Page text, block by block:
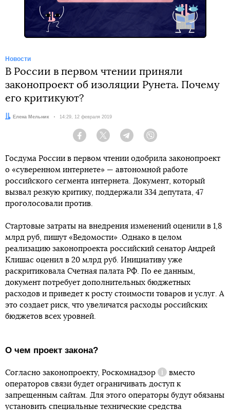
Новости
В России в первом чтении приняли
законопроект об изоляции Рунета. Почему
его критикуют?
Автор:Елена Мельник Дата:
14:29, 12 февраля 2019
Facebook Twitter Telegram
Госдума России в первом чтении одобрила законопроект
о «суверенном интернете» — автономной работе
российского сегмента интернета. Документ, который
вызвал резкую критику, поддержали 334 депутата, 47
проголосовали против.
Стартовые затраты на внедрения изменений оценили в 1,8
млрд руб, пишут «Ведомости» .Однако в целом
реализацию законопроекта российский сенатор Андрей
Клишас оценил в 20 млрд руб. Инициативу уже
раскритиковала Счетная палата РФ. По ее данным,
документ потребует дополнительных бюджетных
расходов и приведет к росту стоимости товаров и услуг. А
это создает риск, что увеличатся расходы российских
бюджетов всех уровней.
О чем проект закона?
Согласно законопроекту, Роскомнадзор
Справка
вместо
операторов связи будет ограничивать доступ к
запрещенным сайтам. Для этого операторы будут обязаны
установить специальные технические средства